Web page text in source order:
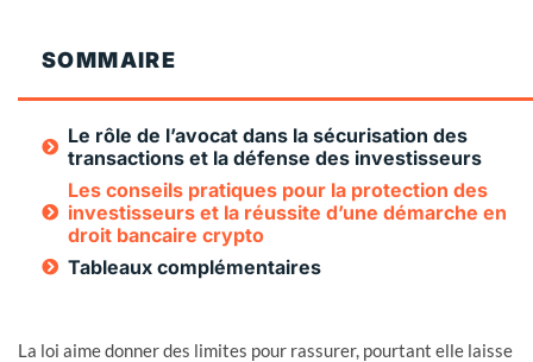
La loi aime donner des limites pour rassurer, pourtant elle laisse
SOMMAIRE
Le rôle de l’avocat dans la sécurisation des
transactions et la défense des investisseurs
Les conseils pratiques pour la protection des
investisseurs et la réussite d’une démarche en
droit bancaire crypto
Tableaux complémentaires